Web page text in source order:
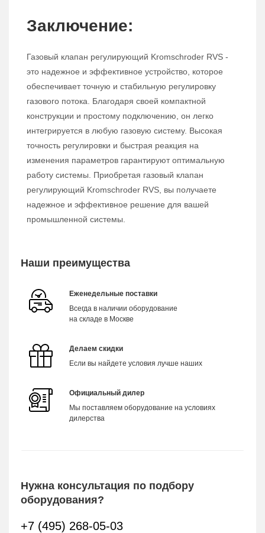
Заключение:
Газовый клапан регулирующий Kromschroder RVS -
это надежное и эффективное устройство, которое
обеспечивает точную и стабильную регулировку
газового потока. Благодаря своей компактной
конструкции и простому подключению, он легко
интегрируется в любую газовую систему. Высокая
точность регулировки и быстрая реакция на
изменения параметров гарантируют оптимальную
работу системы. Приобретая газовый клапан
регулирующий Kromschroder RVS, вы получаете
надежное и эффективное решение для вашей
промышленной системы.
Наши преимущества
Еженедельные поставки
Всегда в наличии оборудование
на складе в Москве
Делаем скидки
Если вы найдете условия лучше наших
Официальный дилер
Мы поставляем оборудование на условиях
дилерства
Нужна консультация по подбору
оборудования?
+7 (495) 268-05-03